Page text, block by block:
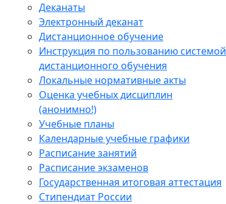
Деканаты
Электронный деканат
Дистанционное обучение
Инструкция по пользованию системой
дистанционного обучения
Локальные нормативные акты
Оценка учебных дисциплин
(анонимно!)
Учебные планы
Календарные учебные графики
Расписание занятий
Расписание экзаменов
Государственная итоговая аттестация
Стипендиат России